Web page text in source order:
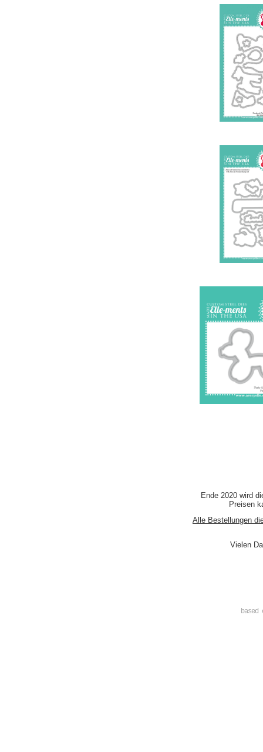
Ende 2020 wird
Preisen
Alle Bestellungen
Vielen